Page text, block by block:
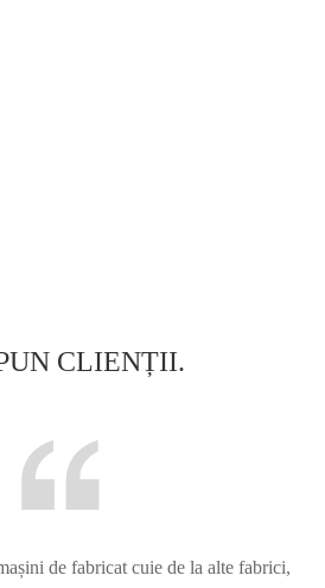
CLIENȚII.

de fabricat cuie de la alte fabrici,